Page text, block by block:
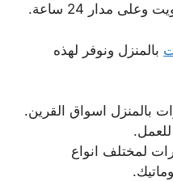
مدار 24 ساعة.
بالمنزل ونوفر لهذه
بالمنزل اسواق القرين.
لمختلف انواع